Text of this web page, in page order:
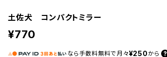
土佐犬 コンパクトミラー
¥770
なら 手数料無料で 月々¥250 から